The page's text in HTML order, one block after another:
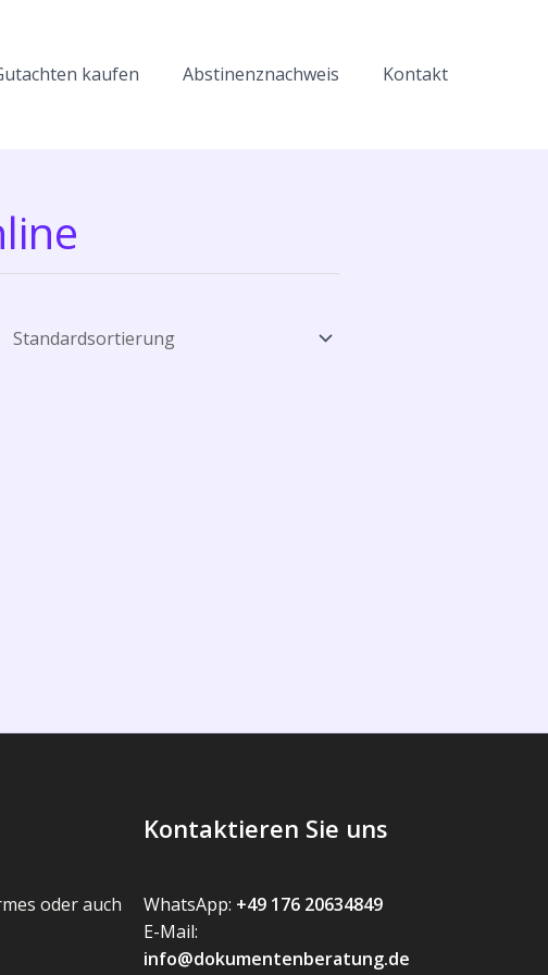
kaufen Abstinenznachweis Kontakt
oder auch
Kontaktieren Sie uns
WhatsApp: +49 176 20634849
E-Mail:
info@dokumentenberatung.de